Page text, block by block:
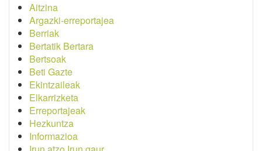
Aitzina
Argazki-erreportajea
Berriak
Bertatik Bertara
Bertsoak
Beti Gazte
Ekintzaileak
Elkarrizketa
Erreportajeak
Hezkuntza
Informazioa